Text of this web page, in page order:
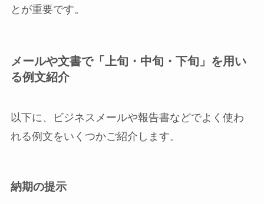
とが重要です。
メールや文書で「上旬・中旬・下旬」を用い
る例文紹介
以下に、ビジネスメールや報告書などでよく使わ
れる例文をいくつかご紹介します。
納期の提示